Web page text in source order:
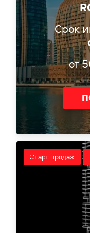
Срок
от
Старт продаж